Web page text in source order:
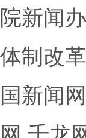
新闻
制改
新闻网